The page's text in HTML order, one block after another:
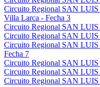
Circuito Regional SAN LUIS
Villa Larca - Fecha 3
Circuito Regional SAN LUIS
Circuito Regional SAN LUIS
Circuito Regional SAN LUIS
Fecha 7
Circuito Regional SAN LUIS
Circuito Regional SAN LUIS
Circuito Regional SAN LUIS